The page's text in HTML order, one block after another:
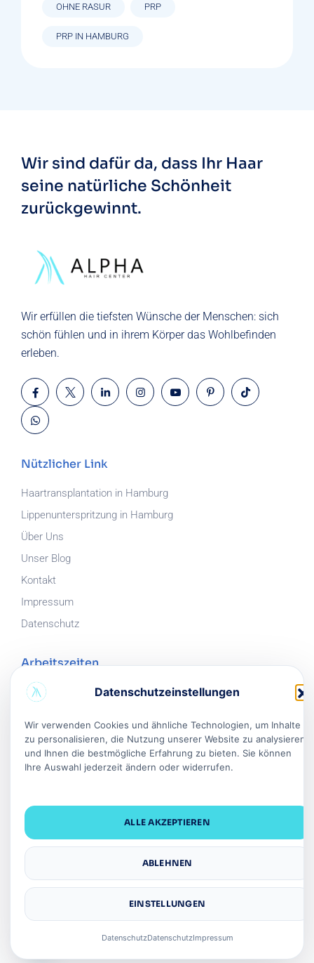
Datenschutzeinstellungen
Wir verwenden Cookies und ähnliche Technologien, um Inhalte
zu personalisieren, die Nutzung unserer Website zu analysieren
und Ihnen die bestmögliche Erfahrung zu bieten. Sie können
Ihre Auswahl jederzeit ändern oder widerrufen.
ALLE AKZEPTIEREN
ABLEHNEN
EINSTELLUNGEN
DatenschutzDatenschutzImpressum
OHNE RASUR PRP
PRP IN HAMBURG
Wir sind dafür da, dass Ihr Haar
seine natürliche Schönheit
zurückgewinnt.
Wir erfüllen die tiefsten Wünsche der Menschen: sich
schön fühlen und in ihrem Körper das Wohlbefinden
erleben.
Nützlicher Link
Haartransplantation in Hamburg
Lippenunterspritzung in Hamburg
Über Uns
Unser Blog
Kontakt
Impressum
Datenschutz
Arbeitszeiten
Mo. - -17:30
Sonntag: Geschlossen
Unsere Adresse
22761 Hamburg
+49 152 03 5555 66
info@alpha-haircenter.de
© 2026 Alpha Hair Center